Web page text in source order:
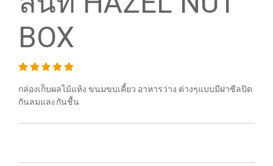
BOX
กล่องเก็บผลไม้แห้ง ขนมขบเคี้ยว อาหารว่าง ต่างๆแบบมีฝาซีลปิด
กันลมและกันชื้น